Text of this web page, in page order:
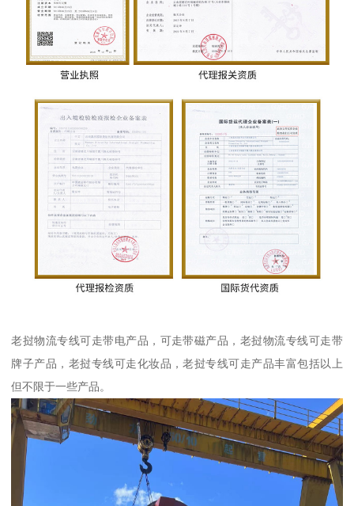
老挝物流专线可走带电产品，可走带磁产品，老挝物流专线可走带
牌子产品，老挝专线可走化妆品，老挝专线可走产品丰富包括以上
但不限于一些产品。